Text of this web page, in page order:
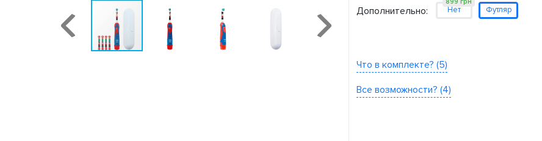
Дополнительно: Нет
899 грн
Футляр
Что в комплекте? (5)
Все возможности? (4)